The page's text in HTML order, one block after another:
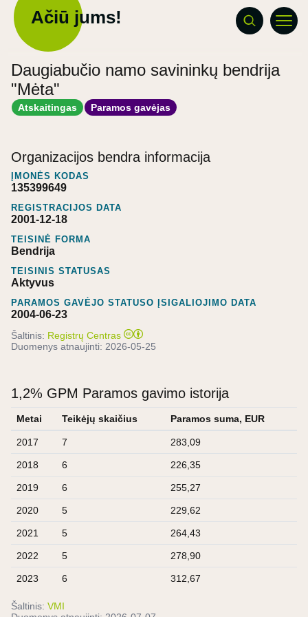
Ačiū jums!
Daugiabučio namo savininkų bendrija
"Mėta"
Atskaitingas Paramos gavėjas
Organizacijos bendra informacija
ĮMONĖS KODAS
135399649
REGISTRACIJOS DATA
2001-12-18
TEISINĖ FORMA
Bendrija
TEISINIS STATUSAS
Aktyvus
PARAMOS GAVĖJO STATUSO ĮSIGALIOJIMO DATA
2004-06-23
Šaltinis: Registrų Centras
Duomenys atnaujinti: 2026-05-25
1,2% GPM Paramos gavimo istorija
Metai Teikėjų skaičius Paramos suma, EUR
2017 7 283,09
2018 6 226,35
2019 6 255,27
2020 5 229,62
2021 5 264,43
2022 5 278,90
2023 6 312,67
Šaltinis: VMI